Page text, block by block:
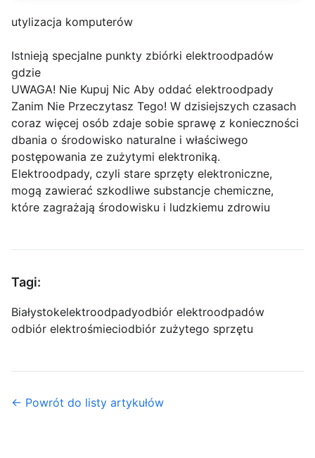
utylizacja komputerów
Istnieją specjalne punkty zbiórki elektroodpadów
gdzie
UWAGA! Nie Kupuj Nic Aby oddać elektroodpady
Zanim Nie Przeczytasz Tego! W dzisiejszych czasach
coraz więcej osób zdaje sobie sprawę z konieczności
dbania o środowisko naturalne i właściwego
postępowania ze zużytymi elektroniką.
Elektroodpady, czyli stare sprzęty elektroniczne,
mogą zawierać szkodliwe substancje chemiczne,
które zagrażają środowisku i ludzkiemu zdrowiu
Tagi:
Białystokelektroodpadyodbiór elektroodpadów
odbiór elektrośmieciodbiór zużytego sprzętu
← Powrót do listy artykułów